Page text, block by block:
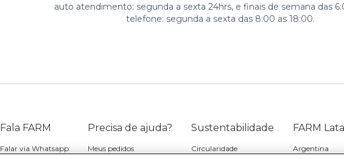
auto atendimento: segunda a sexta 24hrs, e finais de semana das
telefone: segunda a sexta das 8:00 as 18:00.
Fala FARM
Falar via Whatsapp
Precisa de ajuda?
Meus pedidos
Sustentabilidade
Circularidade
FARM
Argentina